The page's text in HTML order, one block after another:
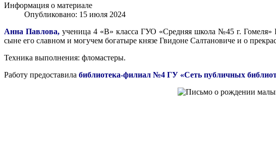
Информация о материале
Опубликовано: 15 июля 2024
Анна Павлова, ученица 4 «В» класса ГУО «Средняя школа №45 г. Гомеля»
сыне его славном и могучем богатыре князе Гвидоне Салтановиче и о
Техника выполнения: фломастеры.
Работу предоставила библиотека-филиал №4 ГУ «Сеть публичных